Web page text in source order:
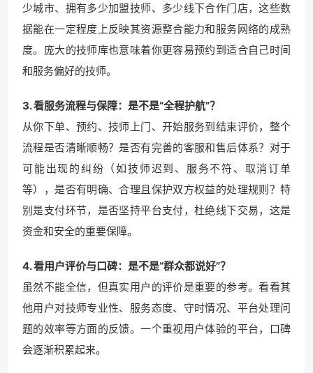
少城市、拥有多少加盟技师、多少线下合作门店，这些数
据能在一定程度上反映其资源整合能力和服务网络的成熟
度。庞大的技师库也意味着你更容易预约到适合自己时间
和服务偏好的技师。
3. 看服务流程与保障：是不是“全程护航”？
从你下单、预约、技师上门、开始服务到结束评价，整个
流程是否清晰顺畅？是否有完善的客服和售后体系？对于
可能出现的纠纷（如技师迟到、服务不符、取消订单
等），是否有明确、合理且保护双方权益的处理规则？特
别是支付环节，是否坚持平台支付，杜绝线下交易，这是
资金和安全的重要保障。
4. 看用户评价与口碑：是不是“群众都说好”？
虽然不能全信，但真实用户的评价是重要的参考。看看其
他用户对技师专业性、服务态度、守时情况、平台处理问
题的效率等方面的反馈。一个重视用户体验的平台，口碑
会逐渐积累起来。